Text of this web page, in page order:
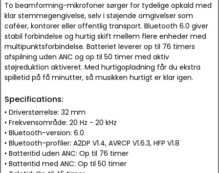
To beamforming-mikrofoner sørger for tydelige opkald med
klar stemmegengivelse, selv i støjende omgivelser som
caféer, kontorer eller offentlig transport. Bluetooth 6.0 giver
stabil forbindelse og hurtig skift mellem flere enheder med
multipunktsforbindelse. Batteriet leverer op til 76 timers
afspilning uden ANC og op til 50 timer med aktiv
støjreduktion aktiveret. Med hurtigopladning får du ekstra
spilletid på få minutter, så musikken hurtigt er klar igen.
Specifications:
• Driverstørrelse: 32 mm
• Frekvensområde: 20 Hz - 20 kHz
• Bluetooth-version: 6.0
• Bluetooth-profiler: A2DP V1.4, AVRCP V1.6.3, HFP V1.8
• Batteritid uden ANC: Op til 76 timer
• Batteritid med ANC: Op til 50 timer